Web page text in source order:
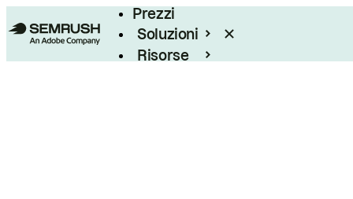
Prezzi
Soluzioni
Risorse